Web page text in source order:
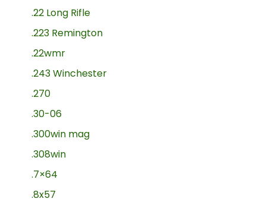
.22 Long Rifle
.223 Remington
.22wmr
.243 Winchester
.270
.30-06
.300win mag
.308win
.7×64
.8x57